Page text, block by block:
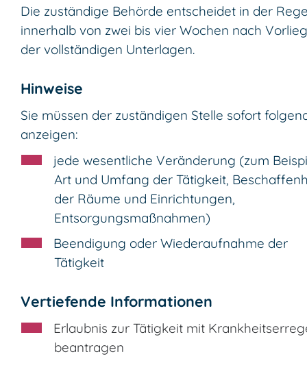
Die zuständige Behörde entscheidet in der
innerhalb von zwei bis vier Wochen nach
der vollständigen Unterlagen.
Hinweise
Sie müssen der zuständigen Stelle sofort
anzeigen:
jede wesentliche Veränderung (zum
Art und Umfang der Tätigkeit,
der Räume und Einrichtungen,
Entsorgungsmaßnahmen)
Beendigung oder Wiederaufnahme der
Tätigkeit
Vertiefende Informationen
Erlaubnis zur Tätigkeit mit
beantragen